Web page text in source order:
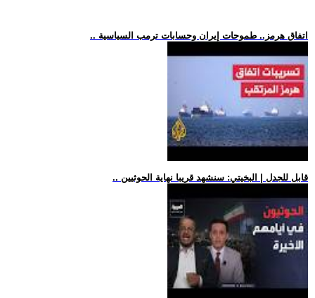
.. اتفاق هرمز.. طموحات إيران وحسابات ترمب السياسية
.. قابل للجدل | البخيتي: سنشهد قريبا نهاية الحوثيين